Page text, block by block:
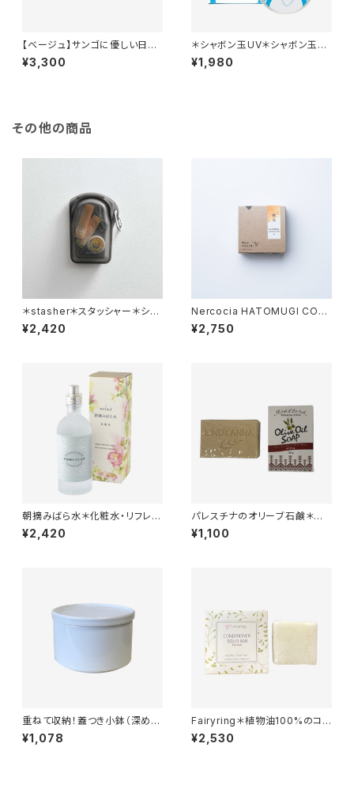
【ベージュ】サンゴに優しい日焼
け止め ＊Non-nano酸化亜鉛
使用＊バームタイプ＊40g
¥3,300
＊シャボン玉UV＊シャボン玉石
けん初の日焼け止め＊SPF35＊
¥1,980
その他の商品
＊stasher＊スタッシャー＊シリ
コンバッグ＊ゴーバッグ
¥2,420
Nercocia HATOMUGI CON
DITIONERBAR＊コンディショ
ナーバー ＊微光＊さらさらふん
¥2,750
朝摘みばら水＊化粧水・リフレッ
シュウォーター＊手づくりコスメ
の基材などに＊
¥2,420
パレスチナのオリーブ石鹸＊ザ
クロ入り＊食用ヴァージン＊オリ
ーブオイルだけを原料とした貴
¥1,100
重ねて収納！蓋つき小鉢（深め）
美濃焼＊サイズ小＊180cc
¥1,078
Fairyring＊植物油100%のコン
デショニングバー＊無添加＊コー
ルドプロセス製法でじっくり手作
¥2,530